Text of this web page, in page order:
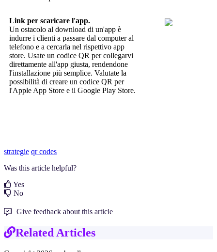
Link per scaricare l'app.
Un ostacolo al download di un'app è
indurre i clienti a passare dal computer al
telefono e a cercarla nel rispettivo app
store. Usate un codice QR per collegarvi
direttamente all'app giusta, rendendone
l'installazione più semplice. Valutate la
possibilità di creare un codice QR per
l'Apple App Store e il Google Play Store.
strategie qr codes
Was this article helpful?
Yes
No
Give feedback about this article
Related Articles